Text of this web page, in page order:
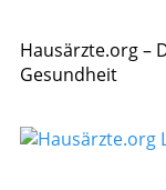
Hausärzte.org –
Gesundheit